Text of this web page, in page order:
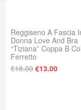
€30.00.
€25.00.
Reggiseno A Fascia
Donna Love And Bra
“Tiziana” Coppa B
Ferretto
€18.00 Il prezzo
€13.00Il